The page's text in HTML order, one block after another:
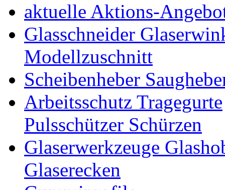
aktuelle Aktions-
Glasschneider
Modellzuschnitt
Scheibenheber
Arbeitsschutz Tragegurte
Pulsschützer Schürzen
Glaserwerkzeuge
Glaserecken